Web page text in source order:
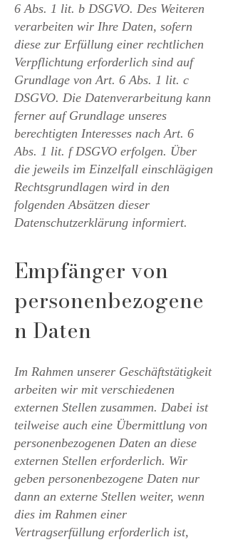
6 Abs. 1 lit. b DSGVO. Des Weiteren
verarbeiten wir Ihre Daten, sofern
diese zur Erfüllung einer rechtlichen
Verpflichtung erforderlich sind auf
Grundlage von Art. 6 Abs. 1 lit. c
DSGVO. Die Datenverarbeitung kann
ferner auf Grundlage unseres
berechtigten Interesses nach Art. 6
Abs. 1 lit. f DSGVO erfolgen. Über
die jeweils im Einzelfall einschlägigen
Rechtsgrundlagen wird in den
folgenden Absätzen dieser
Datenschutzerklärung informiert.
Empfänger von
personenbezogene
n Daten
Im Rahmen unserer Geschäftstätigkeit
arbeiten wir mit verschiedenen
externen Stellen zusammen. Dabei ist
teilweise auch eine Übermittlung von
personenbezogenen Daten an diese
externen Stellen erforderlich. Wir
geben personenbezogene Daten nur
dann an externe Stellen weiter, wenn
dies im Rahmen einer
Vertragserfüllung erforderlich ist,